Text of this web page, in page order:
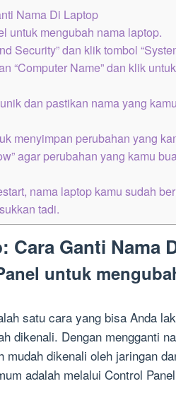
Nama Di Laptop
untuk mengubah nama laptop.
Security” dan klik tombol
“Computer Name” dan klik
dan pastikan nama yang
menyimpan perubahan yang
agar perubahan yang kamu
nama laptop kamu sudah
tadi.
Cara Ganti Nama
untuk
satu cara yang bisa Anda
dikenali. Dengan mengganti
mudah dikenali oleh jaringan
adalah melalui Control